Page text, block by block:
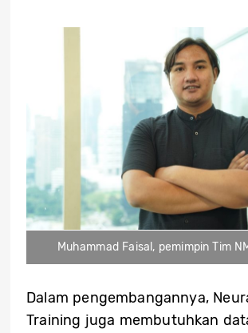
Muhammad Faisal, pemimpin Tim
Dalam pengembangannya,
Training juga membutuhkan